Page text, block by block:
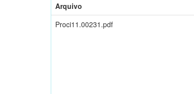
Arquivo
Proci11.00231.pdf